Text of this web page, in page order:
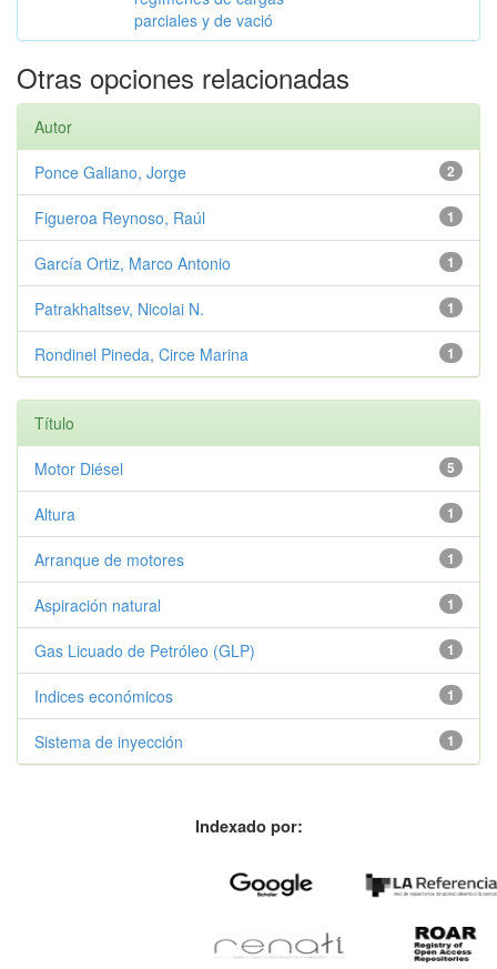
parciales y de vació
Otras opciones relacionadas
Autor
2
Ponce Galiano, Jorge
1
Figueroa Reynoso, Raúl
1
García Ortiz, Marco Antonio
1
Patrakhaltsev, Nicolai N.
1
Rondinel Pineda, Circe Marina
Título
5
Motor Diésel
1
Altura
1
Arranque de motores
1
Aspiración natural
1
Gas Licuado de Petróleo (GLP)
1
Indices económicos
1
Sistema de inyección
Indexado por: